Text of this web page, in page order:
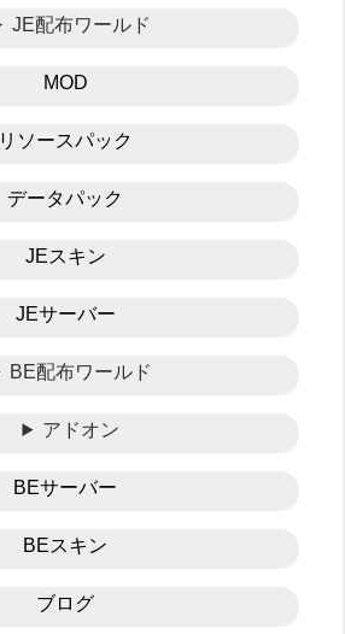
JE配布ワールド
MOD
リソースパック
データパック
JEスキン
JEサーバー
BE配布ワールド
アドオン
BEサーバー
BEスキン
ブログ